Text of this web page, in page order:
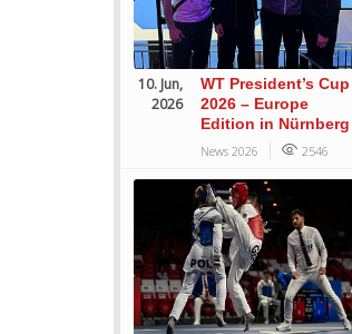
10. Jun,
2026
WT President’s Cup
2026 – Europe
Edition in Nürnberg
News 2026 2546